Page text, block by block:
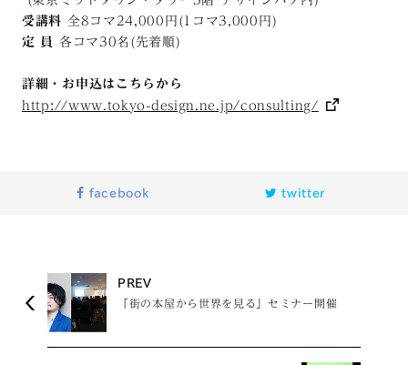
受講料 全8コマ24,000円(1コマ3,000円)
定 員 各コマ30名(先着順)
詳細・お申込はこちらから
http://www.tokyo-design.ne.jp/consulting/
facebook twitter
PREV
「街の本屋から世界を見る」セミナー開催